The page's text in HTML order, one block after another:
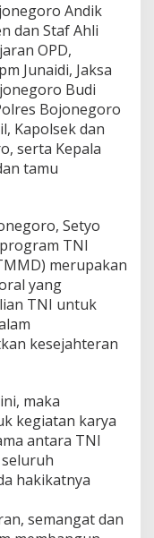
Andik
dan Staf Ahli
OPD,
Junaidi, Jaksa
Budi
Bojonegoro
Kapolsek dan
serta Kepala
tamu
Setyo
TNI
merupakan
yang
TNI untuk
kesejahteran
maka
kegiatan karya
antara TNI
hakikatnya
semangat dan